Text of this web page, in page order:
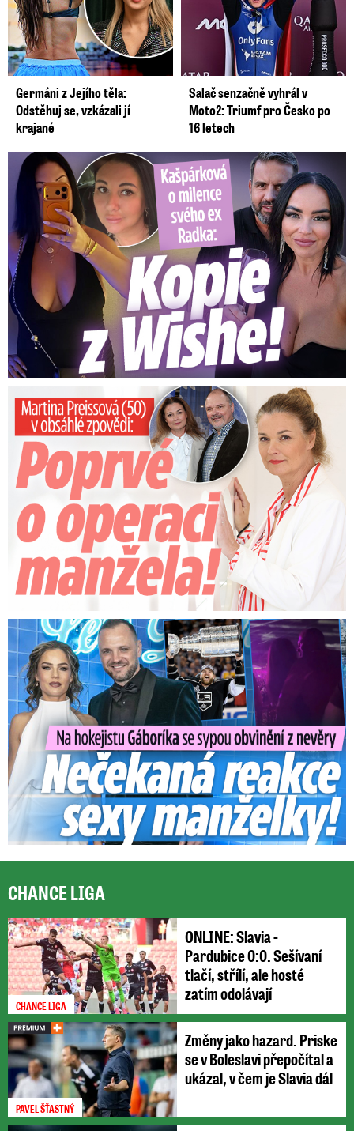
Germáni z Jejího těla:
Odstěhuj se, vzkázali jí
krajané
Salač senzačně vyhrál v
Moto2: Triumf pro Česko po
16 letech
Kašpárková o milence svého ex Radka: Kopie z Wishe!
Preissová (50) v obsáhlé zpovědi: Poprvé o operaci manžela
Na Gáboríka se sypou obvinění z nevěry: Reakce manželky!
CHANCE LIGA
CHANCE LIGA
ONLINE: Slavia -
Pardubice 0:0. Sešívaní
tlačí, střílí, ale hosté
zatím odolávají
PAVEL ŠŤASTNÝ
Změny jako hazard. Priske
se v Boleslavi přepočítal a
ukázal, v čem je Slavia dál